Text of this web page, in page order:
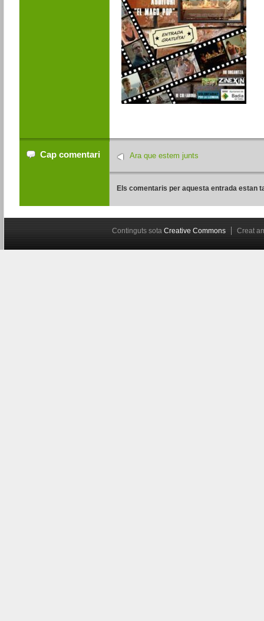
Cap comentari Ara que estem junts
Els comentaris per aquesta entrada estan
Continguts sota Creative Commons Creat